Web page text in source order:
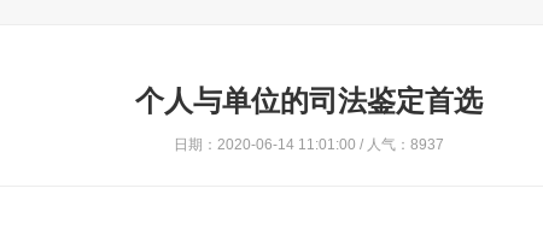
个人与单位的司法鉴定首选
日期：2020-06-14 11:01:00 / 人气：8937